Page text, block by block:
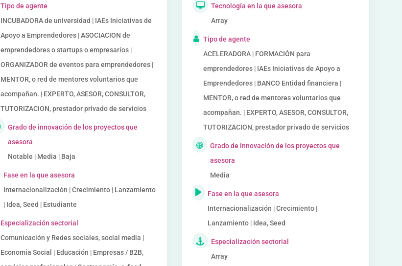
Tipo de agente
INCUBADORA de universidad | IAEs Iniciativas de
Apoyo a Emprendedores | ASOCIACION de
emprendedores o startups o empresarios |
ORGANIZADOR de eventos para emprendedores |
MENTOR, o red de mentores voluntarios que
acompañan. | EXPERTO, ASESOR, CONSULTOR,
TUTORIZACION, prestador privado de servicios
Grado de innovación de los proyectos que
asesora
Notable | Media | Baja
Fase en la que asesora
Internacionalización | Crecimiento | Lanzamiento
| Idea, Seed | Estudiante
Especialización sectorial
Comunicación y Redes sociales, social media |
Economía Social | Educación | Empresas / B2B,
Tecnología en la que asesora
Array
Tipo de agente
ACELERADORA | FORMACIÓN para
emprendedores | IAEs Iniciativas de Apoyo a
Emprendedores | BANCO Entidad financiera |
MENTOR, o red de mentores voluntarios que
acompañan. | EXPERTO, ASESOR, CONSULTOR,
TUTORIZACION, prestador privado de servicios
Grado de innovación de los proyectos que
asesora
Media
Fase en la que asesora
Internacionalización | Crecimiento |
Lanzamiento | Idea, Seed
Especialización sectorial
Array